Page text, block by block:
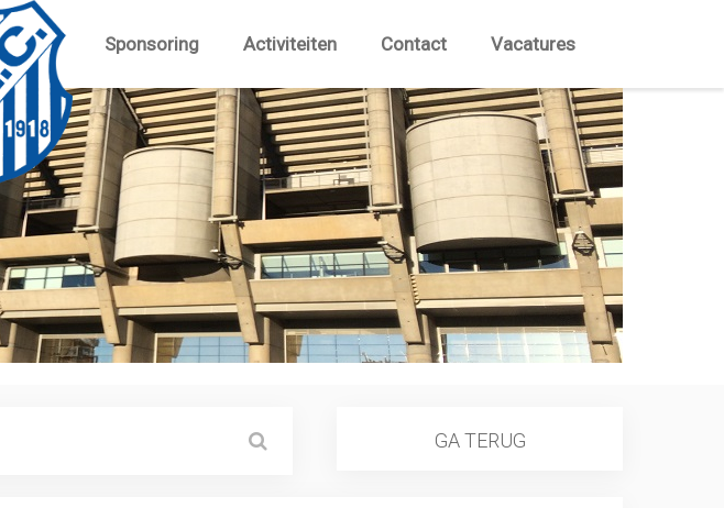
Sponsoring Activiteiten Contact Vacatures
GA TERUG